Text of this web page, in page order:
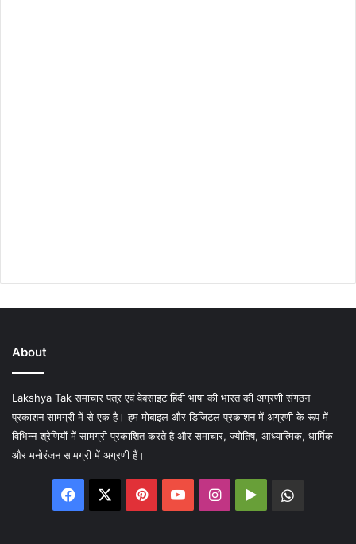
About
Lakshya Tak समाचार पत्र एवं वेबसाइट हिंदी भाषा की भारत की अग्रणी संगठन
प्रकाशन सामग्री में से एक है। हम मोबाइल और डिजिटल प्रकाशन में अग्रणी के रूप में
विभिन्न श्रेणियों में सामग्री प्रकाशित करते है और समाचार, ज्योतिष, आध्यात्मिक, धार्मिक
और मनोरंजन सामग्री में अग्रणी हैं।
Facebook PinterestYouTubeInstagram
Google